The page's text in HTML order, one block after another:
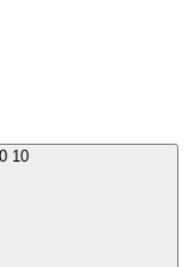
+7 (909) 620 20 10